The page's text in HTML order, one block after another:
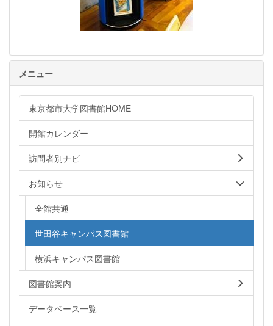
メニュー
東京都市大学図書館HOME
開館カレンダー
訪問者別ナビ
お知らせ
全館共通
世田谷キャンパス図書館
横浜キャンパス図書館
図書館案内
データベース一覧